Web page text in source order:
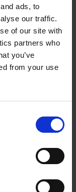
ads, to
our traffic.
of our site with
partners who
you’ve
from your use
EtherCAT,